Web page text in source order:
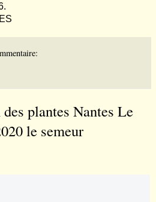
plantes Nantes Le
le semeur